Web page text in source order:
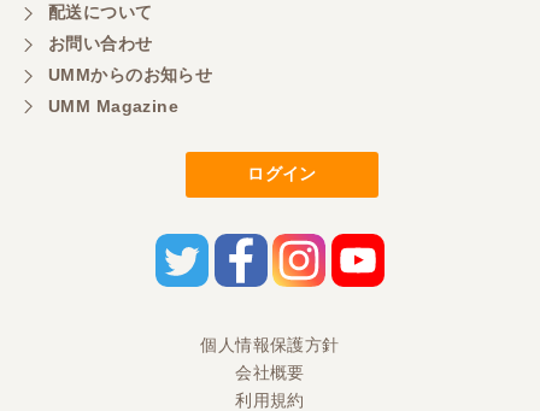
配送について
お問い合わせ
UMMからのお知らせ
UMM Magazine
ログイン
個人情報保護方針
会社概要
利用規約